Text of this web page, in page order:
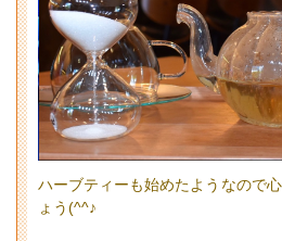
ハーブティーも始めたようなので
ょう(^^♪